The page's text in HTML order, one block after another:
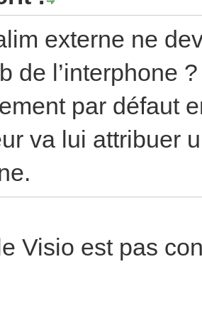
externe ne
de l’interphone
par défaut
va lui attribuer
Visio est pas